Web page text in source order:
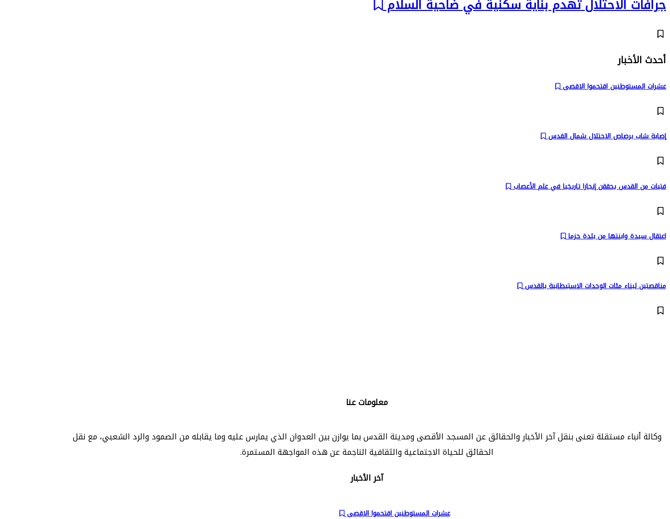
جرافات الاحتلال تهدم بناية سكنية في ضاحية السلام
أحدث الأخبار
عشرات المستوطنين اقتحموا الاقصى
إصابة شاب برصاص الاحتلال شمال القدس
فتيات من القدس يحققن إنجازا تاريخيا في علم الأعصاب
اعتقال سيدة وابنتها من بلدة حزما
مناقصتين لبناء مئات الوحدات الاستيطانية بالقدس
معلومات عنا
وكالة أنباء مستقلة تعنى بنقل آخر الأخبار والحقائق عن المسجد الأقصى ومدينة القدس بما يوازن بين العدوان الذي يمارس عليه وما يقابله من الصمود والرد الشعبي، مع نقل
الحقائق للحياة الاجتماعية والثقافية الناجمة عن هذه المواجهة المستمرة.
آخر الأخبار
عشرات المستوطنين اقتحموا الاقصى